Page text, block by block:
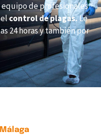
de profesionales
elcontrol de plagas.Le
24 horas y también por